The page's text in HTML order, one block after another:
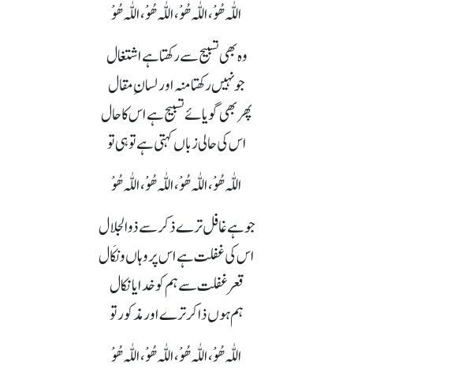
اللّٰہ ھُوْ،اللّٰہ ھُوْ،اللّٰہ ھُوْ،اللّٰہ ھُوْ
وہ بھی تسبیح سے رکھتا ہے اشتغال
جو نہیں رکھتا منہ اور لسان ِ مقال
پھر بھی گویائے تسبیح ہے اس کا حال
اس کی حالی زباں کہتی ہے تو ہی تو
اللّٰہ ھُوْ،اللّٰہ ھُوْ،اللّٰہ ھُوْ،اللّٰہ ھُوْ
جو ہے غافل ترے ذکر سے ذوالجلال
اس کی غفلت ہے اس پر وہاں و نکَال
قعر غفلت سے ہم کو خدایا نکال
ہم ہوں ذاکر ترے اور مذکور تو
اللّٰہ ھُوْ،اللّٰہ ھُوْ،اللّٰہ ھُوْ،اللّٰہ ھُوْ